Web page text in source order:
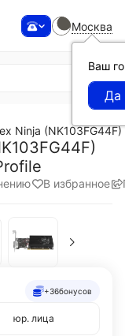
Москва
Ваш
Ninja
В избранное
+36бонусов
юр. лица